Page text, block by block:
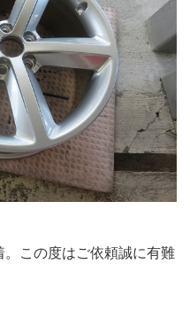
この度はご依頼誠に有難